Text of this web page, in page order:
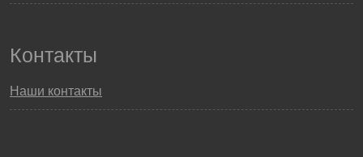
Контакты
Наши контакты